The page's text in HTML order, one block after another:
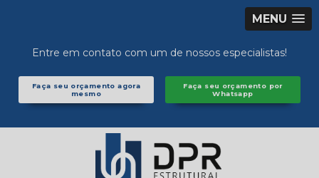
MENU
Entre em contato com um de nossos especialistas!
Faça seu orçamento agora
mesmo
Faça seu orçamento por
Whatsapp